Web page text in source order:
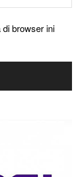
browser ini